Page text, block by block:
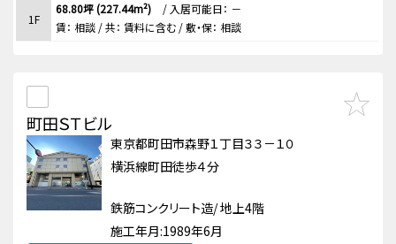
1F
68.80坪 (227.44m²) / 入居可能日： －
賃： 相談 / 共： 賃料に含む / 敷・保： 相談
町田ＳＴビル
東京都町田市森野１丁目３３－１０
横浜線町田徒歩４分
鉄筋コンクリート造/ 地上4階
施工年月:1989年6月